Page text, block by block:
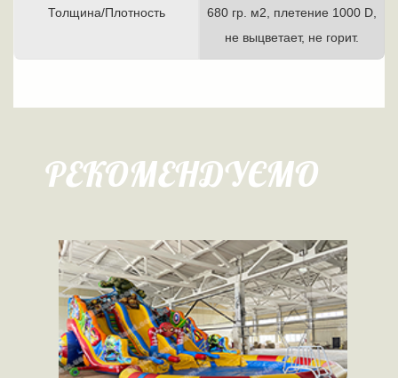
Толщина/Плотность
680 гр. м2, плетение 1000 D,
не выцветает, не горит.
РЕКОМЕНДУЄМО